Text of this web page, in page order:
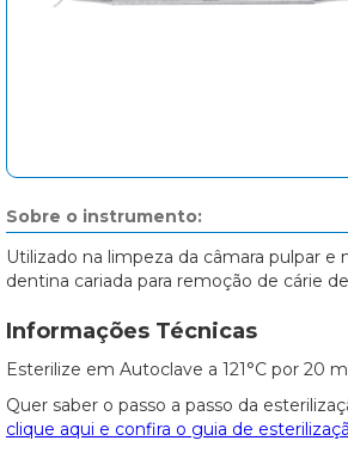
Sobre o instrumento:
Utilizado na limpeza da câmara pulpar e
dentina cariada para remoção de cárie
Informações Técnicas
Esterilize em Autoclave a 121°C por 20
Quer saber o passo a passo da
clique aqui e confira o guia de